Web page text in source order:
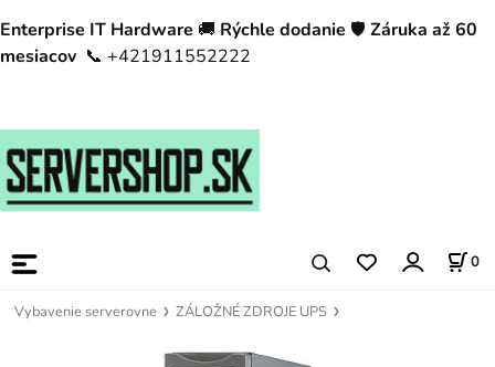
Enterprise IT Hardware 🚚 Rýchle dodanie 🛡️ Záruka až 60
mesiacov 📞 +421911552222
0
Vybavenie serverovne ZÁLOŽNÉ ZDROJE UPS